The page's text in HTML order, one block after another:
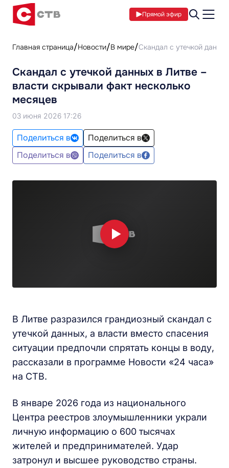
Прямой эфир
Главная страница Новости В мире Скандал с утечкой
Скандал с утечкой данных в Литве –
власти скрывали факт несколько
месяцев
03 июня 2026 17:26
Поделиться в
Поделиться в
Поделиться в
Поделиться в
В Литве разразился грандиозный скандал с
утечкой данных, а власти вместо спасения
ситуации предпочли спрятать концы в воду,
рассказали в программе Новости «24 часа»
на СТВ.
В январе 2026 года из национального
Центра реестров злоумышленники украли
личную информацию о 600 тысячах
жителей и предпринимателей. Удар
затронул и высшее руководство страны.